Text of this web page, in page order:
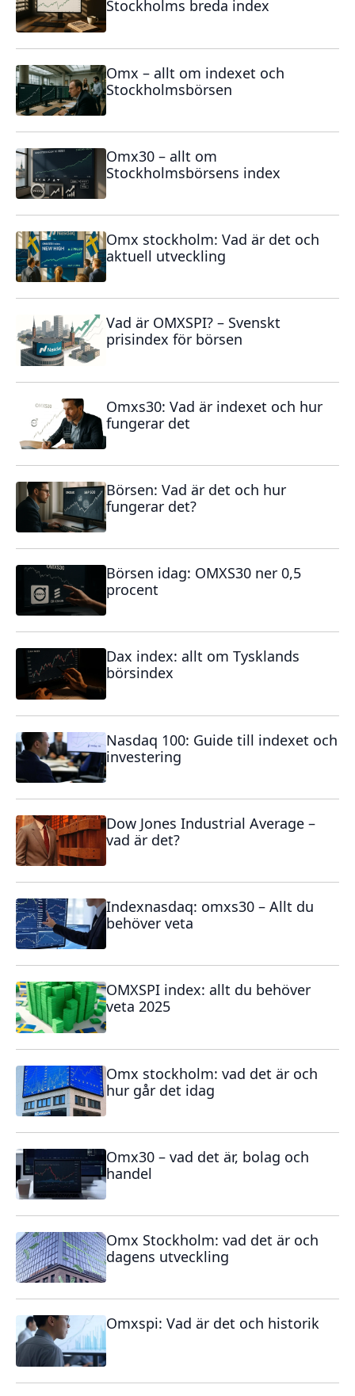
Stockholms breda index
Omx – allt om indexet och
Stockholmsbörsen
Omx30 – allt om
Stockholmsbörsens index
Omx stockholm: Vad är det och
aktuell utveckling
Vad är OMXSPI? – Svenskt
prisindex för börsen
Omxs30: Vad är indexet och hur
fungerar det
Börsen: Vad är det och hur
fungerar det?
Börsen idag: OMXS30 ner 0,5
procent
Dax index: allt om Tysklands
börsindex
Nasdaq 100: Guide till indexet och
investering
Dow Jones Industrial Average –
vad är det?
Indexnasdaq: omxs30 – Allt du
behöver veta
OMXSPI index: allt du behöver
veta 2025
Omx stockholm: vad det är och
hur går det idag
Omx30 – vad det är, bolag och
handel
Omx Stockholm: vad det är och
dagens utveckling
Omxspi: Vad är det och historik